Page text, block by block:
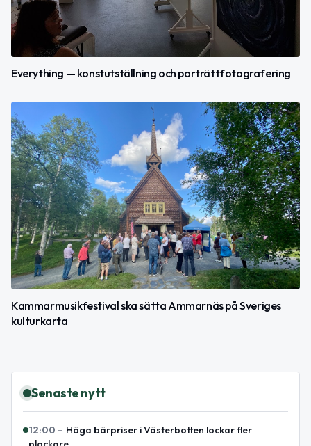
Everything — konstutställning och porträttfotografering
Kammarmusikfestival ska sätta Ammarnäs på Sveriges
kulturkarta
Senaste nytt
12:00 – Höga bärpriser i Västerbotten lockar fler